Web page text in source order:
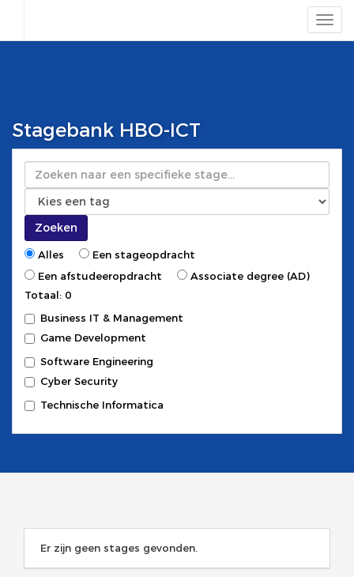
Stagebank HBO-ICT
Zoeken
Zoeken
Alles
Een stageopdracht
Een afstudeeropdracht
Associate degree (AD)
Totaal: 0
Business IT & Management
Game Development
Software Engineering
Cyber Security
Technische Informatica
Er zijn geen stages gevonden.